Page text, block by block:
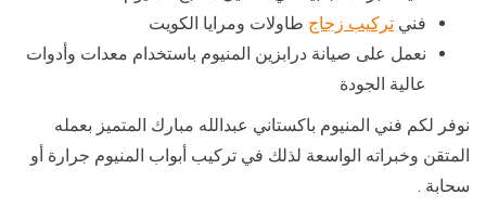
فني تركيب زجاج طاولات ومرايا الكويت
نعمل على صيانة درابزين المنيوم باستخدام معدات وأدوات
عالية الجودة
نوفر لكم فني المنيوم باكستاني عبدالله مبارك المتميز بعمله
المتقن وخبراته الواسعة لذلك في تركيب أبواب المنيوم جرارة أو
سحابة .